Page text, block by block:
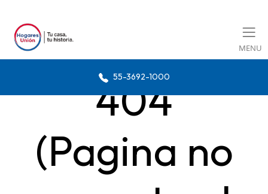
MENU
55-3692-1000
404
(Pagina no